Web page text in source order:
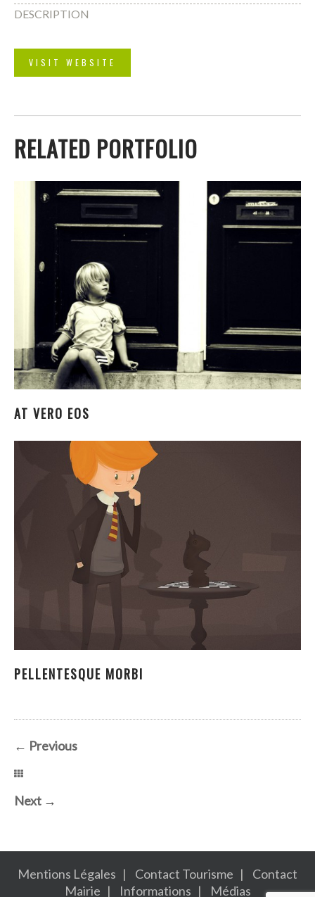
DESCRIPTION
VISIT WEBSITE
RELATED PORTFOLIO
AT VERO EOS
PELLENTESQUE MORBI
PELLENTESQUE MORBI
← Previous
Next →
Mentions Légales Contact Tourisme
Contact
Mairie
Informations Médias